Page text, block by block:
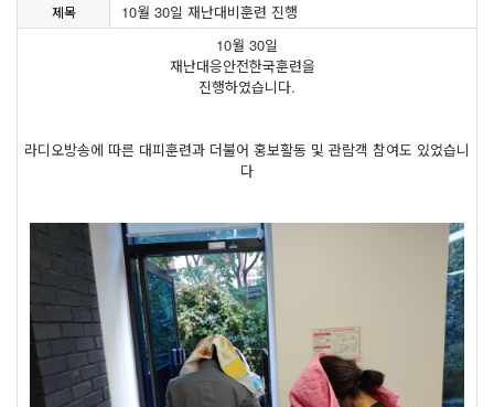
제목
10월 30일 재난대비훈련 진행
10월 30일
재난대응안전한국훈련을
진행하였습니다.
라디오방송에 따른 대피훈련과 더불어 홍보활동 및 관람객 참여도 있었습니
다